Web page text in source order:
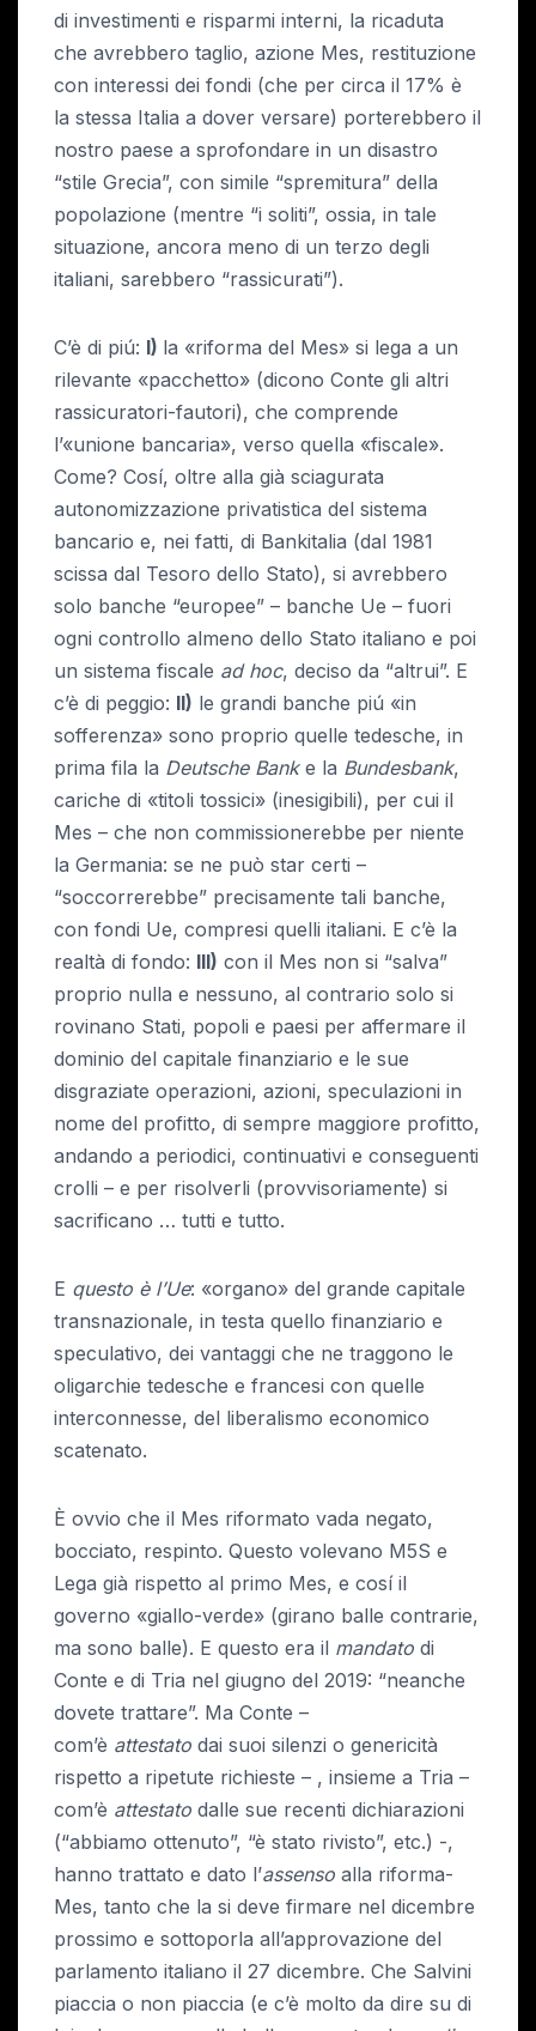
di investimenti e risparmi interni, la ricaduta
che avrebbero taglio, azione Mes, restituzione
con interessi dei fondi (che per circa il 17% è
la stessa Italia a dover versare) porterebbero il
nostro paese a sprofondare in un disastro
“stile Grecia”, con simile “spremitura” della
popolazione (mentre “i soliti”, ossia, in tale
situazione, ancora meno di un terzo degli
italiani, sarebbero “rassicurati”).
C’è di piú: I) la «riforma del Mes» si lega a un
rilevante «pacchetto» (dicono Conte gli altri
rassicuratori-fautori), che comprende
l’«unione bancaria», verso quella «fiscale».
Come? Cosí, oltre alla già sciagurata
autonomizzazione privatistica del sistema
bancario e, nei fatti, di Bankitalia (dal 1981
scissa dal Tesoro dello Stato), si avrebbero
solo banche “europee” – banche Ue – fuori
ogni controllo almeno dello Stato italiano e poi
un sistema fiscale ad hoc, deciso da “altrui”. E
c’è di peggio: II) le grandi banche piú «in
sofferenza» sono proprio quelle tedesche, in
prima fila la Deutsche Banke la Bundesbank,
cariche di «titoli tossici» (inesigibili), per cui il
Mes – che non commissionerebbe per niente
la Germania: se ne può star certi –
“soccorrerebbe” precisamente tali banche,
con fondi Ue, compresi quelli italiani. E c’è la
realtà di fondo: III) con il Mes non si “salva”
proprio nulla e nessuno, al contrario solo si
rovinano Stati, popoli e paesi per affermare il
dominio del capitale finanziario e le sue
disgraziate operazioni, azioni, speculazioni in
nome del profitto, di sempre maggiore profitto,
andando a periodici, continuativi e conseguenti
crolli – e per risolverli (provvisoriamente) si
sacrificano … tutti e tutto.
E questo è l’Ue: «organo» del grande capitale
transnazionale, in testa quello finanziario e
speculativo, dei vantaggi che ne traggono le
oligarchie tedesche e francesi con quelle
interconnesse, del liberalismo economico
scatenato.
È ovvio che il Mes riformato vada negato,
bocciato, respinto. Questo volevano M5S e
Lega già rispetto al primo Mes, e cosí il
governo «giallo-verde» (girano balle contrarie,
ma sono balle). E questo era il mandato di
Conte e di Tria nel giugno del 2019: “neanche
dovete trattare”. Ma Conte –
com’è attestato dai suoi silenzi o genericità
rispetto a ripetute richieste – , insieme a Tria –
com’è attestato dalle sue recenti dichiarazioni
(“abbiamo ottenuto”, “è stato rivisto”, etc.) -,
hanno trattato e dato l’assenso alla riforma-
Mes, tanto che la si deve firmare nel dicembre
prossimo e sottoporla all’approvazione del
parlamento italiano il 27 dicembre. Che Salvini
piaccia o non piaccia (e c’è molto da dire su di